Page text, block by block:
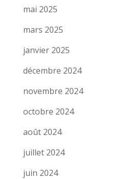
mai 2025
mars 2025
janvier 2025
décembre 2024
novembre 2024
octobre 2024
août 2024
juillet 2024
juin 2024